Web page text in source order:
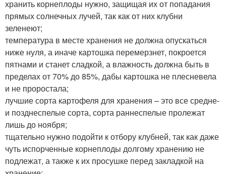
хранить корнеплоды нужно, защищая их от попадания
прямых солнечных лучей, так как от них клубни
зеленеют;
температура в месте хранения не должна опускаться
ниже нуля, а иначе картошка перемерзнет, покроется
пятнами и станет сладкой, а влажность должна быть в
пределах от 70% до 85%, дабы картошка не плесневела
и не проростала;
лучшие сорта картофеля для хранения – это все средне-
и позднеспелые сорта, сорта раннеспелые пролежат
лишь до ноября;
тщательно нужно подойти к отбору клубней, так как даже
чуть испорченные корнеплоды долгому хранению не
подлежат, а также к их просушке перед закладкой на